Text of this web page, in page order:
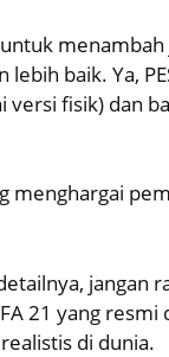
baik. Ya,
fisik) dan
menghargai
jangan
21 yang
di dunia.